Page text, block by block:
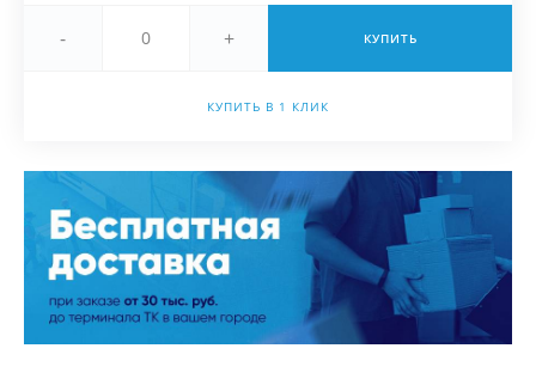
- + КУПИТЬ
КУПИТЬ В 1 КЛИК